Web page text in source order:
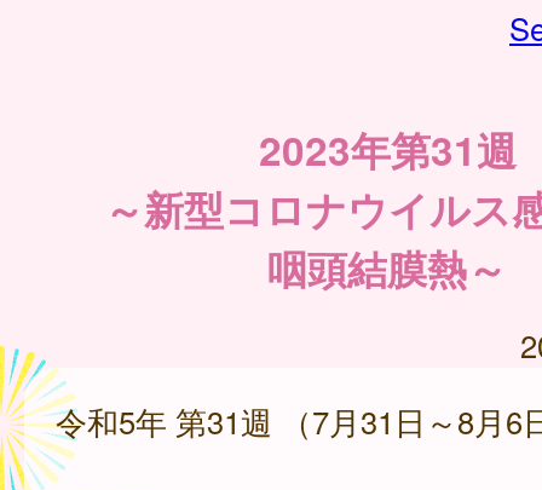
2023年第31週
～新型コロナウイルス
咽頭結膜熱～
令和5年 第31週 （7月31日～8月6